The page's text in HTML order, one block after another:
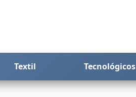
Textil Tecnológicos